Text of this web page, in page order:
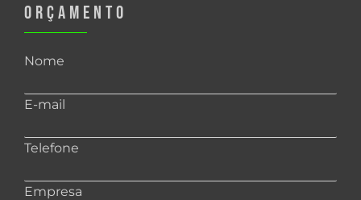
ORÇAMENTO
Nome
E-mail
Telefone
Empresa